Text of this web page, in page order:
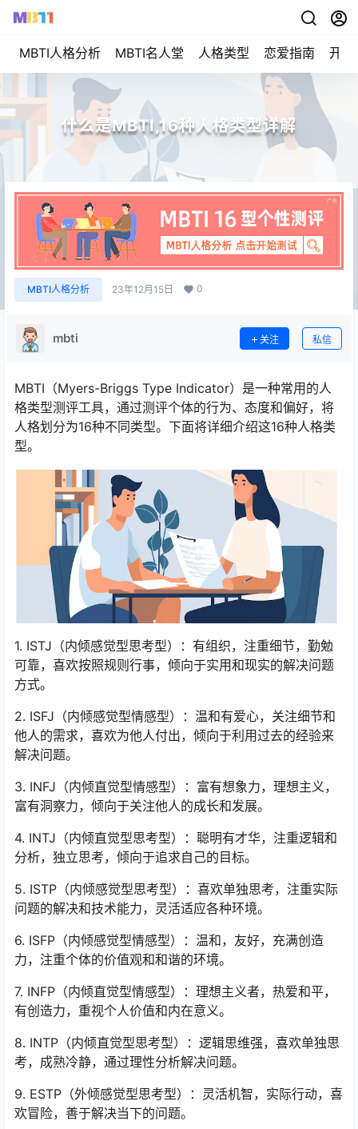
MBTI人格分析 MBTI名人堂 人格类型 恋爱指南 开始
什么是MBTI,16种人格类型详解
MBTI人格分析 23年12月15日 0
mbti 关注 私信
MBTI（Myers-Briggs Type Indicator）是一种常用的人
格类型测评工具，通过测评个体的行为、态度和偏好，将
人格划分为16种不同类型。下面将详细介绍这16种人格类
型。
1. ISTJ（内倾感觉型思考型）：有组织，注重细节，勤勉
可靠，喜欢按照规则行事，倾向于实用和现实的解决问题
方式。
2. ISFJ（内倾感觉型情感型）：温和有爱心，关注细节和
他人的需求，喜欢为他人付出，倾向于利用过去的经验来
解决问题。
3. INFJ（内倾直觉型情感型）：富有想象力，理想主义，
富有洞察力，倾向于关注他人的成长和发展。
4. INTJ（内倾直觉型思考型）：聪明有才华，注重逻辑和
分析，独立思考，倾向于追求自己的目标。
5. ISTP（内倾感觉型思考型）：喜欢单独思考，注重实际
问题的解决和技术能力，灵活适应各种环境。
6. ISFP（内倾感觉型情感型）：温和，友好，充满创造
力，注重个体的价值观和和谐的环境。
7. INFP（内倾直觉型情感型）：理想主义者，热爱和平，
有创造力，重视个人价值和内在意义。
8. INTP（内倾直觉型思考型）：逻辑思维强，喜欢单独思
考，成熟冷静，通过理性分析解决问题。
9. ESTP（外倾感觉型思考型）：灵活机智，实际行动，喜
欢冒险，善于解决当下的问题。